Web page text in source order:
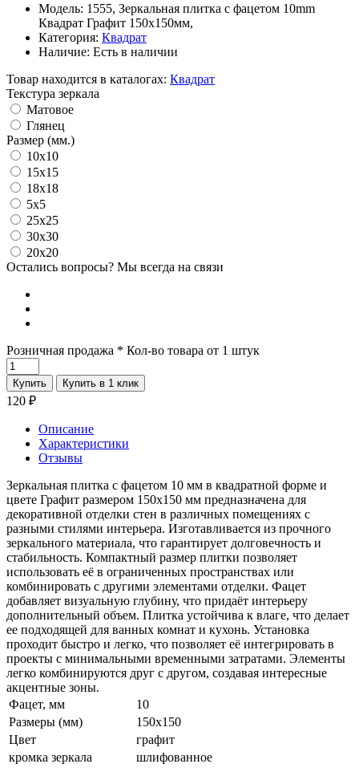
Модель: 1555, Зеркальная плитка с фацетом 10mm
Квадрат Графит 150х150мм,
Категория: Квадрат
Наличие: Есть в наличии
Товар находится в каталогах: Квадрат
Текстура зеркала
Матовое
Глянец
Размер (мм.)
10x10
15x15
18x18
5x5
25x25
30x30
20x20
Остались вопросы? Мы всегда на связи
Розничная продажа * Кол-во товара от 1 штук
Купить Купить в 1 клик
120 ₽
Описание
Характеристики
Отзывы
Зеркальная плитка с фацетом 10 мм в квадратной форме и
цвете Графит размером 150х150 мм предназначена для
декоративной отделки стен в различных помещениях с
разными стилями интерьера. Изготавливается из прочного
зеркального материала, что гарантирует долговечность и
стабильность. Компактный размер плитки позволяет
использовать её в ограниченных пространствах или
комбинировать с другими элементами отделки. Фацет
добавляет визуальную глубину, что придаёт интерьеру
дополнительный объем. Плитка устойчива к влаге, что делает
ее подходящей для ванных комнат и кухонь. Установка
проходит быстро и легко, что позволяет её интегрировать в
проекты с минимальными временными затратами. Элементы
легко комбинируются друг с другом, создавая интересные
акцентные зоны.
Фацет, мм
10
Размеры (мм)
150х150
Цвет
графит
кромка зеркала
шлифованное